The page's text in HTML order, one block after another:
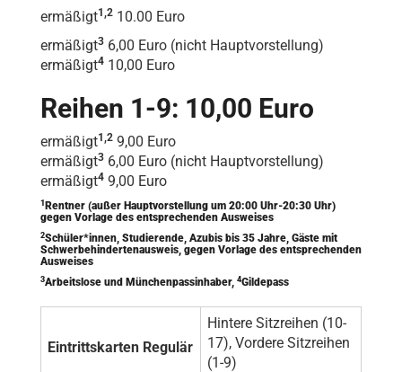
ermäßigt1,2 10.00 Euro
ermäßigt3 6,00 Euro (nicht Hauptvorstellung)
ermäßigt4 10,00 Euro
Reihen 1-9: 10,00 Euro
ermäßigt1,2 9,00 Euro
ermäßigt3 6,00 Euro (nicht Hauptvorstellung)
ermäßigt4 9,00 Euro
1 Rentner (außer Hauptvorstellung um 20:00 Uhr-20:30 Uhr)
gegen Vorlage des entsprechenden Ausweises
2Schüler*innen, Studierende, Azubis bis 35 Jahre, Gäste mit
Schwerbehindertenausweis, gegen Vorlage des entsprechenden
Ausweises
3Arbeitslose und Münchenpassinhaber, 4Gildepass
Eintrittskarten Regulär
Hintere Sitzreihen (10-
17), Vordere Sitzreihen
(1-9)